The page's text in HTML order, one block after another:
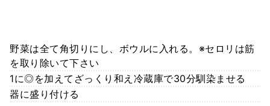
野菜は全て角切りにし、ボウルに入れる。※セロリは筋
を取り除いて下さい
1に◎を加えてざっくり和え冷蔵庫で30分馴染ませる
器に盛り付ける